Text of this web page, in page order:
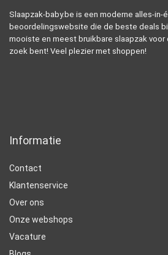
Slaapzak-baby.be is een moderne alles-in-
beoordelingswebsite die de beste deals
mooiste en meest bruikbare slaapzak voor
zoek bent! Veel plezier met shoppen!
Informatie
Contact
Klantenservice
Over ons
Onze webshops
Vacature